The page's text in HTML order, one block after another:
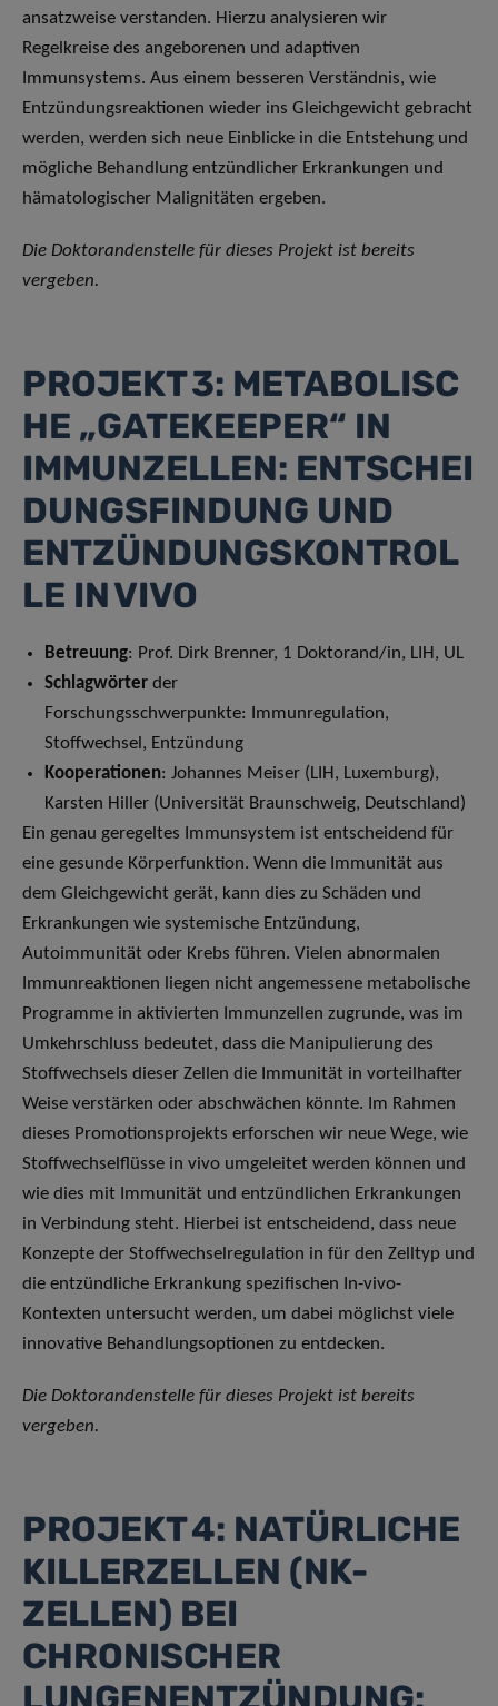
ansatzweise verstanden. Hierzu analysieren wir
Regelkreise des angeborenen und adaptiven
Immunsystems. Aus einem besseren Verständnis, wie
Entzündungsreaktionen wieder ins Gleichgewicht gebracht
werden, werden sich neue Einblicke in die Entstehung und
mögliche Behandlung entzündlicher Erkrankungen und
hämatologischer Malignitäten ergeben.
Die Doktorandenstelle für dieses Projekt ist bereits
vergeben.
PROJEKT 3: METABOLISC
HE „GATEKEEPER“ IN
IMMUNZELLEN: ENTSCHEI
DUNGSFINDUNG UND
ENTZÜNDUNGSKONTROL
LE IN VIVO
Betreuung: Prof. Dirk Brenner, 1 Doktorand/in, LIH, UL
Schlagwörter der
Forschungsschwerpunkte: Immunregulation,
Stoffwechsel, Entzündung
Kooperationen: Johannes Meiser (LIH, Luxemburg),
Karsten Hiller (Universität Braunschweig, Deutschland)
Ein genau geregeltes Immunsystem ist entscheidend für
eine gesunde Körperfunktion. Wenn die Immunität aus
dem Gleichgewicht gerät, kann dies zu Schäden und
Erkrankungen wie systemische Entzündung,
Autoimmunität oder Krebs führen. Vielen abnormalen
Immunreaktionen liegen nicht angemessene metabolische
Programme in aktivierten Immunzellen zugrunde, was im
Umkehrschluss bedeutet, dass die Manipulierung des
Stoffwechsels dieser Zellen die Immunität in vorteilhafter
Weise verstärken oder abschwächen könnte. Im Rahmen
dieses Promotionsprojekts erforschen wir neue Wege, wie
Stoffwechselflüsse in vivo umgeleitet werden können und
wie dies mit Immunität und entzündlichen Erkrankungen
in Verbindung steht. Hierbei ist entscheidend, dass neue
Konzepte der Stoffwechselregulation in für den Zelltyp und
die entzündliche Erkrankung spezifischen In-vivo-
Kontexten untersucht werden, um dabei möglichst viele
innovative Behandlungsoptionen zu entdecken.
Die Doktorandenstelle für dieses Projekt ist bereits
vergeben.
PROJEKT 4: NATÜRLICHE
KILLERZELLEN (NK-
ZELLEN) BEI
CHRONISCHER